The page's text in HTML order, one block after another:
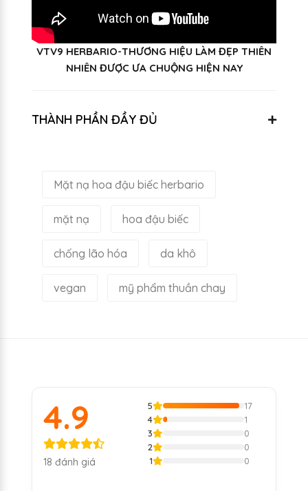
VTV9 HERBARIO-THƯƠNG HIỆU LÀM ĐẸP THIÊN
NHIÊN ĐƯỢC ƯA CHUỘNG HIỆN NAY
THÀNH PHẦN ĐẦY ĐỦ
Mặt nạ hoa đậu biếc herbario
mặt nạ hoa đậu biếc
chống lão hóa da khô
vegan mỹ phẩm thuần chay
4.9
18 đánh giá
5
17
4
1
3
0
2
0
1
0